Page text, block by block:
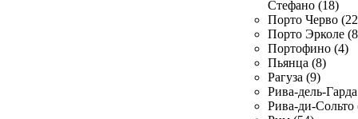
Стефано (18)
Порто Черво
Порто Эрколе
Портофино (4)
Пьянца (8)
Рагуза (9)
Рива-дель-
Рива-ди-Сольто